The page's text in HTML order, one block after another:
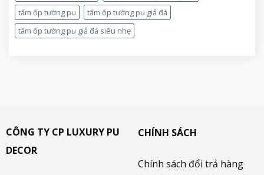
tấm ốp tường pu
tấm ốp tường pu giả đá
tấm ốp tường pu giả đá siêu nhẹ
CÔNG TY CP LUXURY PU
DECOR
CHÍNH SÁCH
Chính sách đổi trả hàng